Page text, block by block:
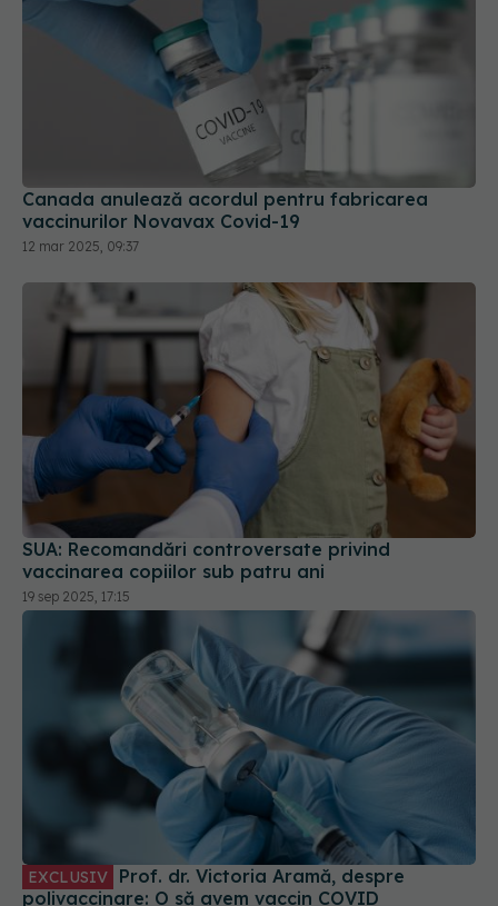
Canada anulează acordul pentru fabricarea
vaccinurilor Novavax Covid-19
12 mar 2025, 09:37
SUA: Recomandări controversate privind
vaccinarea copiilor sub patru ani
19 sep 2025, 17:15
polivaccinare: O să avem vaccin COVID
actualizat. Într-un braț un vaccin, în celălalt braț
alt vaccin, în coapsă al treilea
01 oct 2024, 15:40